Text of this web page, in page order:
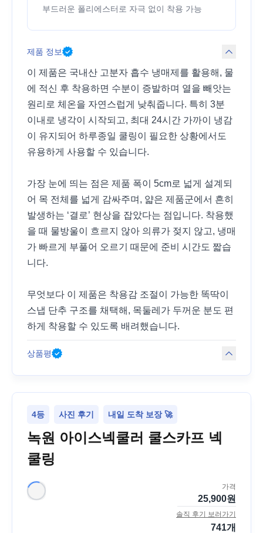
부드러운 폴리에스터로 자극 없이 착용 가능
제품 정보
이 제품은 국내산 고분자 흡수 냉매제를 활용해, 물
에 적신 후 착용하면 수분이 증발하며 열을 빼앗는
원리로 체온을 자연스럽게 낮춰줍니다. 특히 3분
이내로 냉각이 시작되고, 최대 24시간 가까이 냉감
이 유지되어 하루종일 쿨링이 필요한 상황에서도
유용하게 사용할 수 있습니다.
가장 눈에 띄는 점은 제품 폭이 5cm로 넓게 설계되
어 목 전체를 넓게 감싸주며, 얇은 제품군에서 흔히
발생하는 ‘결로’ 현상을 잡았다는 점입니다. 착용했
을 때 물방울이 흐르지 않아 의류가 젖지 않고, 냉매
가 빠르게 부풀어 오르기 때문에 준비 시간도 짧습
니다.
무엇보다 이 제품은 착용감 조절이 가능한 똑딱이
스냅 단추 구조를 채택해, 목둘레가 두꺼운 분도 편
하게 착용할 수 있도록 배려했습니다.
상품평
4등 사진 후기 내일 도착 보장 🚀
녹원 아이스넥쿨러 쿨스카프 넥
쿨링
가격
25,900원
솔직 후기 보러가기
741개